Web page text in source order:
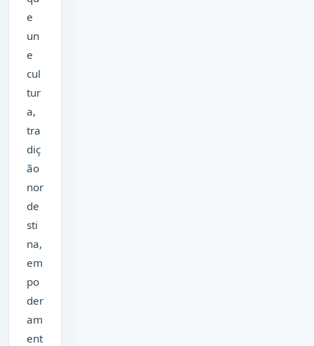
e
un
e
cul
tur
a,
tra
diç
ão
nor
de
sti
na,
em
po
der
am
ent